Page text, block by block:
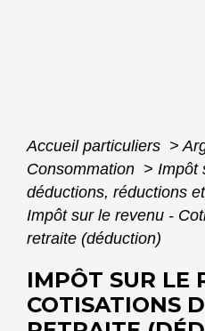
Accueil particuliers >
Consommation > Impôt
déductions, réductions
Impôt sur le revenu -
retraite (déduction)
IMPÔT SUR LE
COTISATIONS